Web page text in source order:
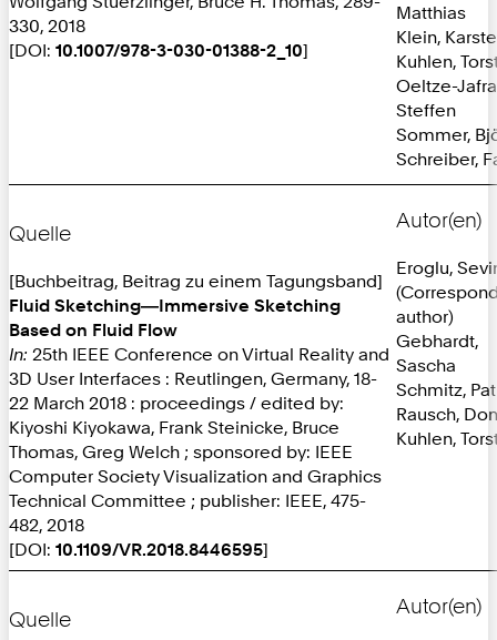
330, 2018
[DOI: 10.1007/978-3-030-01388-2_10]
Matthias
Klein,
Kuhlen,
Oeltze-
Steffen
Sommer,
Schreiber,
Quelle
[Buchbeitrag, Beitrag zu einem Tagungsband]
Fluid Sketching―Immersive Sketching
Based on Fluid Flow
In: 25th IEEE Conference on Virtual Reality and
3D User Interfaces : Reutlingen, Germany, 18-
22 March 2018 : proceedings / edited by:
Kiyoshi Kiyokawa, Frank Steinicke, Bruce
Thomas, Greg Welch ; sponsored by: IEEE
Computer Society Visualization and Graphics
Technical Committee ; publisher: IEEE, 475-
482, 2018
[DOI: 10.1109/VR.2018.8446595]
Autor(en)
Eroglu,
author)
Gebhardt,
Sascha
Schmitz,
Rausch,
Kuhlen,
Quelle
Autor(en)